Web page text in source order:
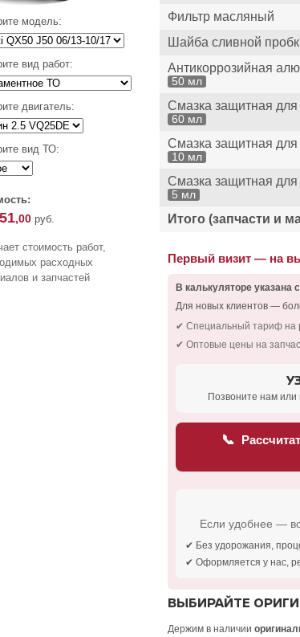
модель:
вид работ:
двигатель:
вид ТО:
,00 руб.
стоимость работ,
расходных
и запчастей
Фильтр масляный
Шайба сливной
Антикоррозийная
50 мл
Смазка защитная для
60 мл
Смазка защитная для
10 мл
Смазка защитная
5 мл
Итого (запчасти и
Первый визит — на
В калькуляторе указана
Для новых клиентов —
✔ Специальный тариф на
✔ Оптовые цены на
Позвоните нам
📞
Если удобнее —
✔ Без удорожания,
✔ Оформляется у нас,
ВЫБИРАЙТЕ
Держим в наличии